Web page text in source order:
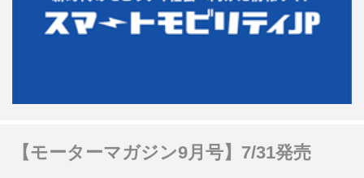
【モーターマガジン9月号】7/31発売